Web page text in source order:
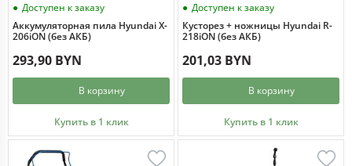
Доступен к заказу
Аккумуляторная пила Hyundai X-
206iON (без АКБ)
293,90 BYN
В корзину
Купить в 1 клик
Доступен к заказу
Кусторез + ножницы Hyundai R-
218iON (без АКБ)
201,03 BYN
В корзину
Купить в 1 клик